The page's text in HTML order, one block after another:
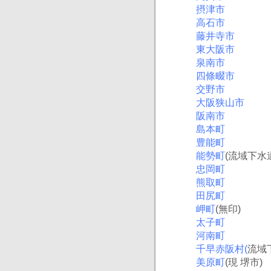
摂津市
高石市
藤井寺市
東大阪市
泉南市
四條畷市
交野市
大阪狭山市
阪南市
島本町
豊能町
能勢町(流域下水
忠岡町
熊取町
田尻町
岬町(無印)
太子町
河南町
千早赤阪村(流域
美原町(現 堺市)